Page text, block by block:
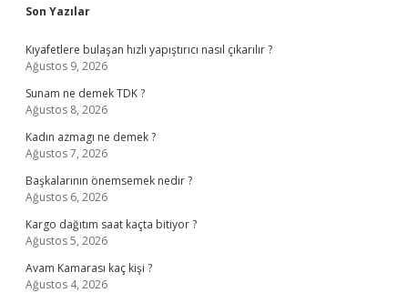
Sidebar
Son Yazılar
Kıyafetlere bulaşan hızlı yapıştırıcı nasıl çıkarılır ?
Ağustos 9, 2026
Sunam ne demek TDK ?
Ağustos 8, 2026
Kadın azmagı ne demek ?
Ağustos 7, 2026
Başkalarının önemsemek nedir ?
Ağustos 6, 2026
Kargo dağıtım saat kaçta bitiyor ?
Ağustos 5, 2026
Avam Kamarası kaç kişi ?
Ağustos 4, 2026